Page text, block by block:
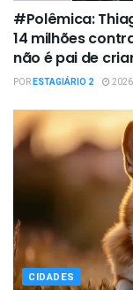
#Polêmica:
14 milhões
não é pai de
PORESTAGIÁRIO 2
CIDADES